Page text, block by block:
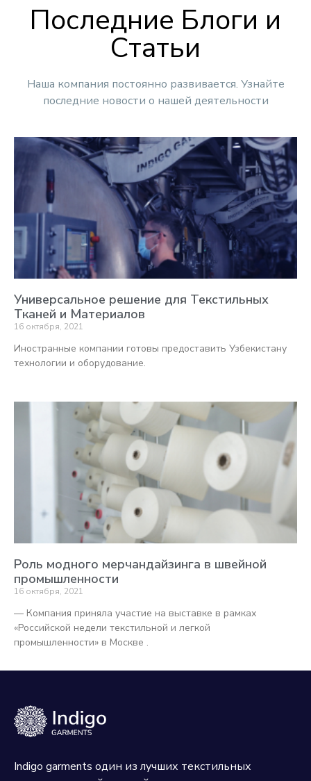
Последние Блоги и
Статьи
Наша компания постоянно развивается. Узнайте
последние новости о нашей деятельности
Универсальное решение для Текстильных
Тканей и Материалов
16 октября, 2021
Иностранные компании готовы предоставить Узбекистану
технологии и оборудование.
Роль модного мерчандайзинга в швейной
промышленности
16 октября, 2021
— Компания приняла участие на выставке в рамках
«Российской недели текстильной и легкой
промышленности» в Москве .
Indigo garments один из лучших текстильных